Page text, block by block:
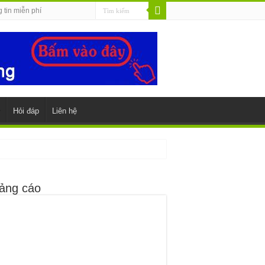
tin miễn phí
Hỏi đáp Liên hệ
cáo